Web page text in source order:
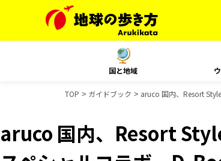
国と地域
TOP ガイドブック aruco 国内、Resort
aruco 国内、Resort